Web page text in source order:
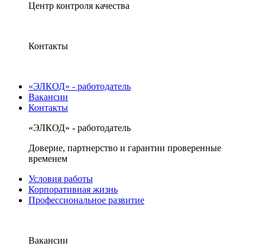
Центр контроля качества
Контакты
«ЭЛКОД» - работодатель
Вакансии
Контакты
«ЭЛКОД» - работодатель
Доверие, партнерство и гарантии проверенные
временем
Условия работы
Корпоративная жизнь
Профессиональное развитие
Вакансии